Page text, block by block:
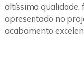
altíssima
apresentado no
acabamento